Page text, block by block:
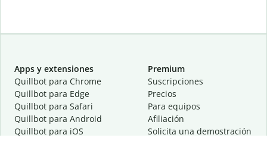
Apps y extensiones
Quillbot para Chrome
Quillbot para Edge
Quillbot para Safari
Quillbot para Android
Quillbot para iOS
Premium
Suscripciones
Precios
Para equipos
Afiliación
Solicita una demostración